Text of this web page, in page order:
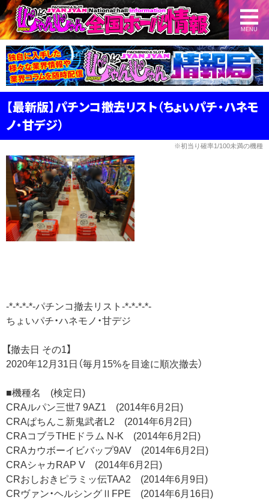
MENU
【最新版】パチンコ撤去リスト（ちょいパチ・ハネモ
ノ・甘デジ）
※初当り確率1/100未満の機種
-*-*-*-*-パチンコ撤去リスト-*-*-*-*-
ちょいパチ・ハネモノ・甘デジ
【撤去日 その1】
2020年12月31日（毎月15%を目途に順次撤去）
■機種名 (検定日)
CRAルパン三世7 9AZ1 (2014年6月2日)
CRAぱちんこ新鬼武者L2 (2014年6月2日)
CRAコブラTHEドラム N-K (2014年6月2日)
CRAカウボーイビバップ9AV (2014年6月2日)
CRAシャカRAP V (2014年6月2日)
CRおしおきピラミッ伝TAA2 (2014年6月9日)
CRヴァン・ヘルシングⅡFPE (2014年6月16日)